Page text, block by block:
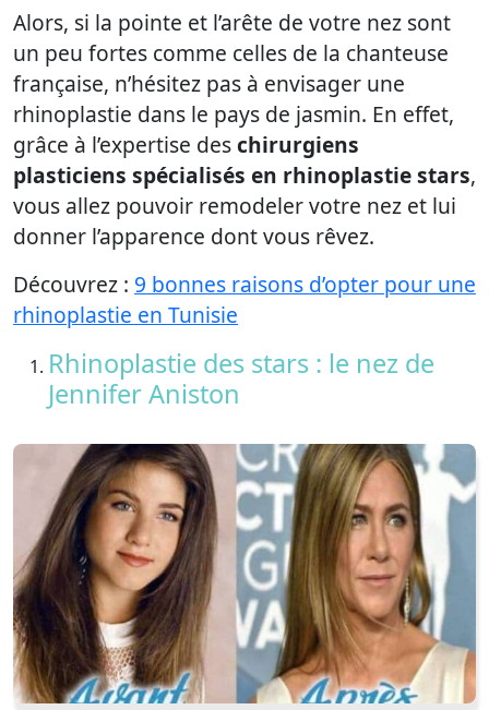
Alors, si la pointe et l’arête de votre nez sont
un peu fortes comme celles de la chanteuse
française, n’hésitez pas à envisager une
rhinoplastie dans le pays de jasmin. En effet,
grâce à l’expertise deschirurgiens
plasticiens spécialisés en rhinoplastie stars,
vous allez pouvoir remodeler votre nez et lui
donner l’apparence dont vous rêvez.
Découvrez : 9 bonnes raisons d’opter pour une
rhinoplastie en Tunisie
Rhinoplastie des stars : le nez de
Jennifer Aniston